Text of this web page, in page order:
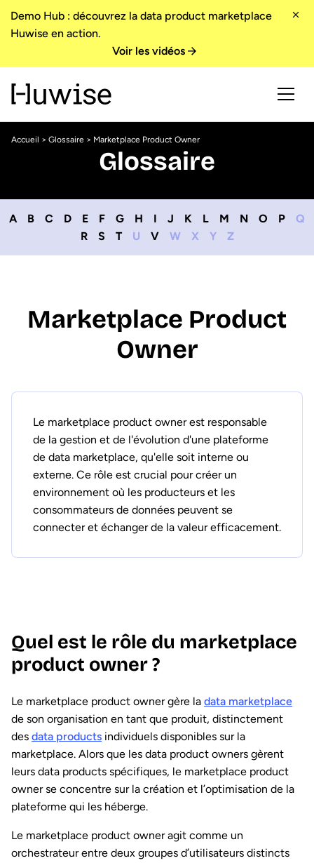
Demo Hub : découvrez la data product marketplace
Huwise en action.
Voir les vidéos
Accueil > Glossaire > Marketplace Product Owner
Glossaire
A B C D E F G H I J K L M N O P
Q
R
S T U V W X Y Z
Marketplace Product
Owner
Le marketplace product owner est responsable
de la gestion et de l'évolution d'une plateforme
de data marketplace, qu'elle soit interne ou
externe. Ce rôle est crucial pour créer un
environnement où les producteurs et les
consommateurs de données peuvent se
connecter et échanger de la valeur efficacement.
Quel est le rôle du marketplace
product owner ?
Le marketplace product owner gère la data marketplace
de son organisation en tant que produit, distinctement
des data products individuels disponibles sur la
marketplace. Alors que les data product owners gèrent
leurs data products spécifiques, le marketplace product
owner se concentre sur la création et l’optimisation de la
plateforme qui les héberge.
Le marketplace product owner agit comme un
orchestrateur entre deux groupes d’utilisateurs distincts